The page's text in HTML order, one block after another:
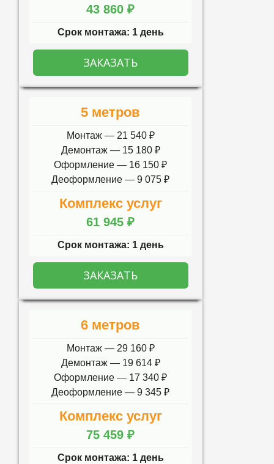
43 860 ₽
Срок монтажа: 1 день
ЗАКАЗАТЬ
5 метров
Монтаж — 21 540 ₽
Демонтаж — 15 180 ₽
Оформление — 16 150 ₽
Деоформление — 9 075 ₽
Комплекс услуг
61 945 ₽
Срок монтажа: 1 день
ЗАКАЗАТЬ
6 метров
Монтаж — 29 160 ₽
Демонтаж — 19 614 ₽
Оформление — 17 340 ₽
Деоформление — 9 345 ₽
Комплекс услуг
75 459 ₽
Срок монтажа: 1 день